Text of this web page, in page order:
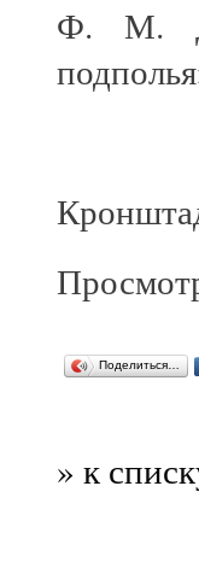
Ф. М.
Поделиться…
» к